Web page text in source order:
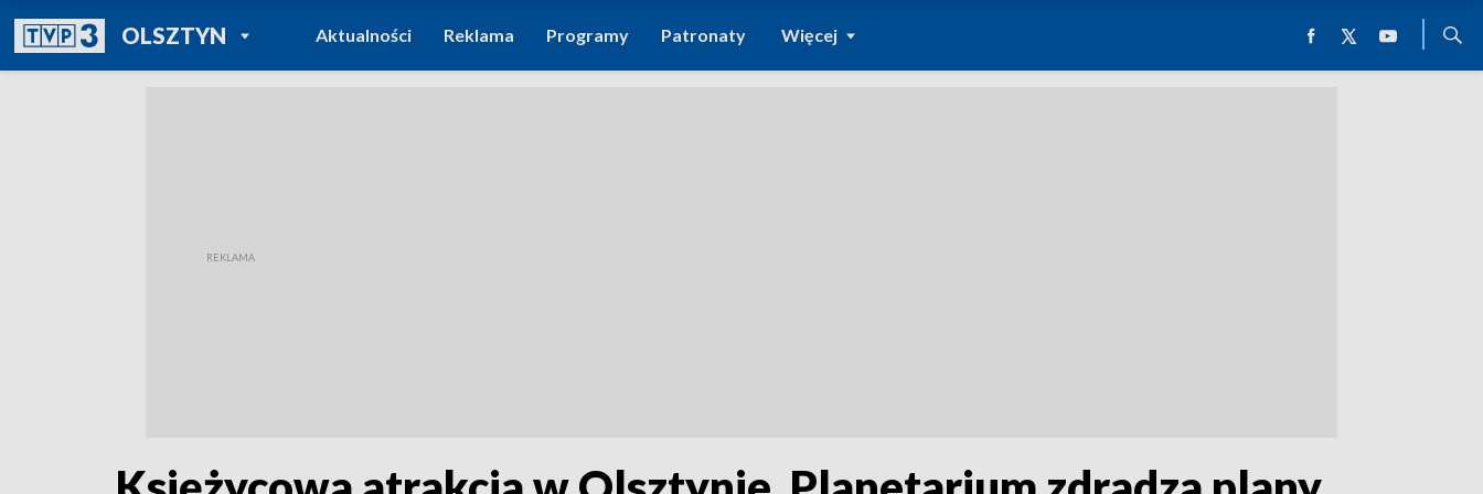
OLSZTYNPOWRÓT DO
TVP REGIONY
Aktualności Reklama Programy Patronaty Więcej